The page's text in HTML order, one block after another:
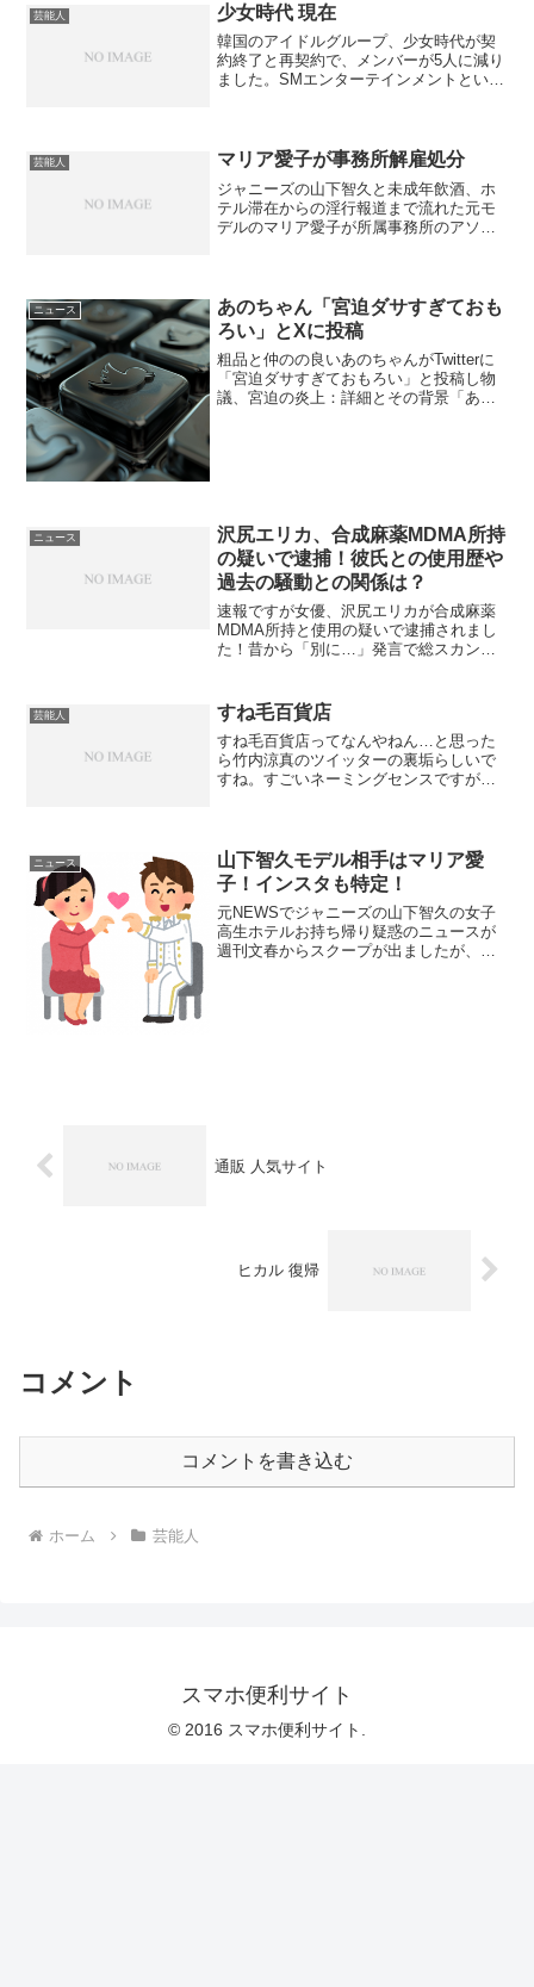
芸能人 少女時代 現在
韓国のアイドルグループ、少女時代が契
約終了と再契約で、メンバーが5人に減り
ました。SMエンターテインメントという
ね。スヨン、ソヒョン、...
芸能人 マリア愛子が事務所解雇処分
ジャニーズの山下智久と未成年飲酒、ホ
テル滞在からの淫行報道まで流れた元モ
デルのマリア愛子が所属事務所のアソビ
く反省の色が見えなかった...
ニュース
あのちゃん「宮迫ダサすぎておも
ろい」とXに投稿
粗品と仲のの良いあのちゃんがTwitterに
「宮迫ダサすぎておもろい」と投稿し物
議、宮迫の炎上：詳細とその背景「あの
ニュース
沢尻エリカ、合成麻薬MDMA所持
の疑いで逮捕！彼氏との使用歴や
過去の騒動との関係は？
速報ですが女優、沢尻エリカが合成麻薬
MDMA所持と使用の疑いで逮捕されまし
た！昔から「別に…」発言で総スカンを
物にも手を出してしまったようですね。
正直な所、やはり、とい...
芸能人 すね毛百貨店
すね毛百貨店ってなんやねん…と思った
ら竹内涼真のツイッターの裏垢らしいで
すね。すごいネーミングセンスですが、
すけど使い方...
ニュース
山下智久モデル相手はマリア愛
子！インスタも特定！
元NEWSでジャニーズの山下智久の女子
高生ホテルお持ち帰り疑惑のニュースが
週刊文春からスクープが出ましたが、相
通販 人気サイト
ヒカル 復帰
コメント
コメントを書き込む
ホーム 芸能人
スマホ便利サイト
© 2016 スマホ便利サイト.